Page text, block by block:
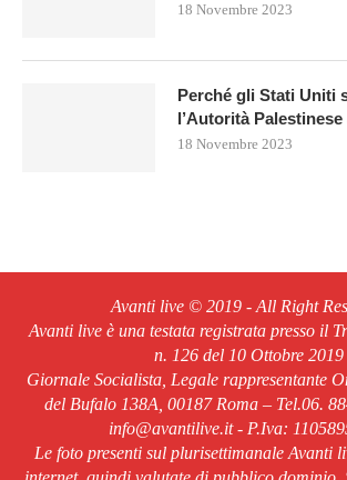
18 Novembre 2023
Perché gli Stati Uniti
l’Autorità
18 Novembre 2023
Avanti live © 2019 - All Right
Avanti live è una testata registrata presso il
n. 126 del 10 Ottobre 2019
Giornale Socialista, Legale rappresentante
del Bufalo 138A, 00187 Roma – Tel.06.
info@avantilive.it - P.Iva:
Le foto presenti sul plurisettimanale Avanti